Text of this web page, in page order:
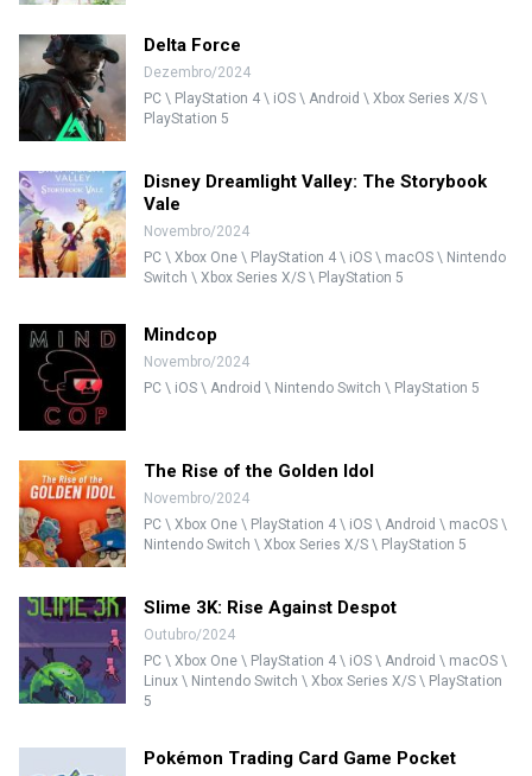
Delta Force
Dezembro/2024
PC \ PlayStation 4 \ iOS \ Android \ Xbox Series X/S \
PlayStation 5
Disney Dreamlight Valley: The Storybook
Vale
Novembro/2024
PC \ Xbox One \ PlayStation 4 \ iOS \ macOS \ Nintendo
Switch \ Xbox Series X/S \ PlayStation 5
Mindcop
Novembro/2024
PC \ iOS \ Android \ Nintendo Switch \ PlayStation 5
The Rise of the Golden Idol
Novembro/2024
PC \ Xbox One \ PlayStation 4 \ iOS \ Android \ macOS \
Nintendo Switch \ Xbox Series X/S \ PlayStation 5
Slime 3K: Rise Against Despot
Outubro/2024
PC \ Xbox One \ PlayStation 4 \ iOS \ Android \ macOS \
Linux \ Nintendo Switch \ Xbox Series X/S \ PlayStation
5
Pokémon Trading Card Game Pocket